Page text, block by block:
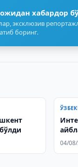
хабардор
эксклюзив
боринг.
04/